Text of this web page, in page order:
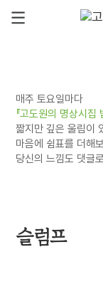
매주 토요일마다
『고도원의 명상시집
짧지만 깊은 울림이
마음에 쉼표를 더해
당신의 느낌도 댓글
슬럼프